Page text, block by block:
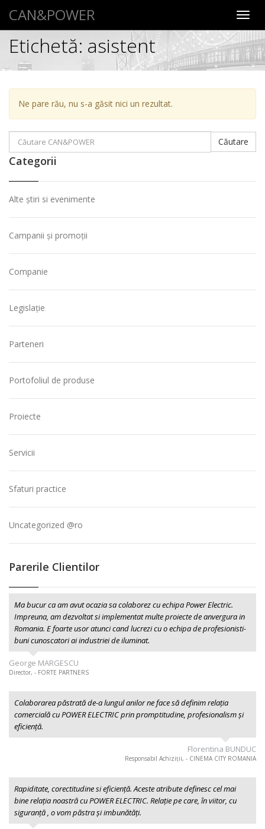
CAN&POWER
Etichetă: asistent
Ne pare rău, nu s-a găsit nici un rezultat.
Căutare: Căutare
Categorii
Alte știri si evenimente
Campanii și promoții
Companie
Legislație
Parteneri
Portofoliul de produse
Proiecte
Servicii
Sfaturi practice
Uncategorized @ro
Parerile Clientilor
Ma bucur ca am avut ocazia sa colaborez cu echipa Power Electric.
Impreuna, am dezvoltat si implementat multe proiecte de anvergura in
Romania. E foarte usor atunci cand lucrezi cu o echipa de profesionisti-
buni cunoscatori ai industriei de iluminat.
George MARGESCU
Director, - FORTE PARTNERS
Colaborarea păstrată de-a lungul anilor ne face să definim relația
comercială cu POWER ELECTRIC prin promptitudine, profesionalism şi
eficiență.
Florentina BUNDUC
Responsabil Achiziții, - CINEMA CITY ROMANIA
Rapiditate, corectitudine si eficiență. Aceste atribute definesc cel mai
bine relația noastră cu POWER ELECTRIC. Relație pe care, în viitor, cu
siguranță , o vom păstra și imbunătăți.